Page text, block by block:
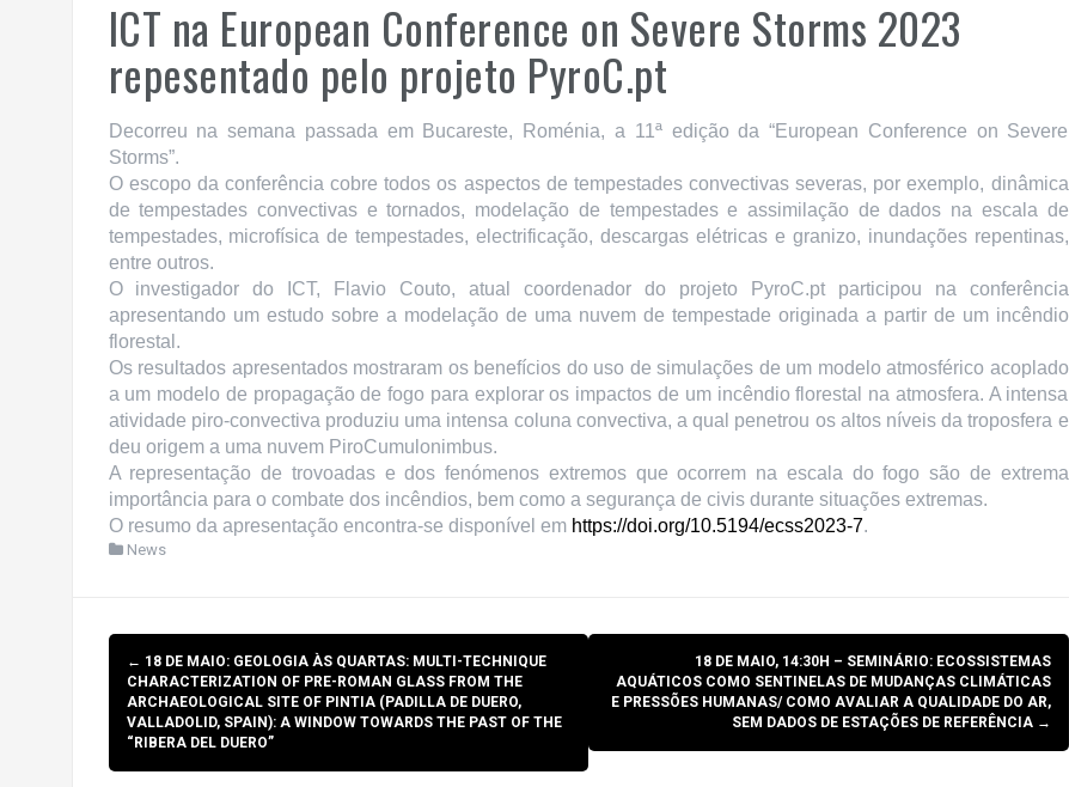
ICT na European Conference on Severe Storms 2023
repesentado pelo projeto PyroC.pt
Decorreu na semana passada em Bucareste, Roménia, a 11ª edição da “European Conference on Severe
Storms”.
O escopo da conferência cobre todos os aspectos de tempestades convectivas severas, por exemplo, dinâmica
de tempestades convectivas e tornados, modelação de tempestades e assimilação de dados na escala de
tempestades, microfísica de tempestades, electrificação, descargas elétricas e granizo, inundações repentinas,
entre outros.
O investigador do ICT, Flavio Couto, atual coordenador do projeto PyroC.pt participou na conferência
apresentando um estudo sobre a modelação de uma nuvem de tempestade originada a partir de um incêndio
florestal.
Os resultados apresentados mostraram os benefícios do uso de simulações de um modelo atmosférico acoplado
a um modelo de propagação de fogo para explorar os impactos de um incêndio florestal na atmosfera. A intensa
atividade piro-convectiva produziu uma intensa coluna convectiva, a qual penetrou os altos níveis da troposfera e
deu origem a uma nuvem PiroCumulonimbus.
A representação de trovoadas e dos fenómenos extremos que ocorrem na escala do fogo são de extrema
importância para o combate dos incêndios, bem como a segurança de civis durante situações extremas.
O resumo da apresentação encontra-se disponível em https://doi.org/10.5194/ecss2023-7.
News
Post
navigation
← 18 DE MAIO: GEOLOGIA ÀS QUARTAS: MULTI-TECHNIQUE
CHARACTERIZATION OF PRE-ROMAN GLASS FROM THE
ARCHAEOLOGICAL SITE OF PINTIA (PADILLA DE DUERO,
VALLADOLID, SPAIN): A WINDOW TOWARDS THE PAST OF THE
“RIBERA DEL DUERO”
18 DE MAIO, 14:30H – SEMINÁRIO: ECOSSISTEMAS
AQUÁTICOS COMO SENTINELAS DE MUDANÇAS CLIMÁTICAS
E PRESSÕES HUMANAS/ COMO AVALIAR A QUALIDADE DO AR,
SEM DADOS DE ESTAÇÕES DE REFERÊNCIA →